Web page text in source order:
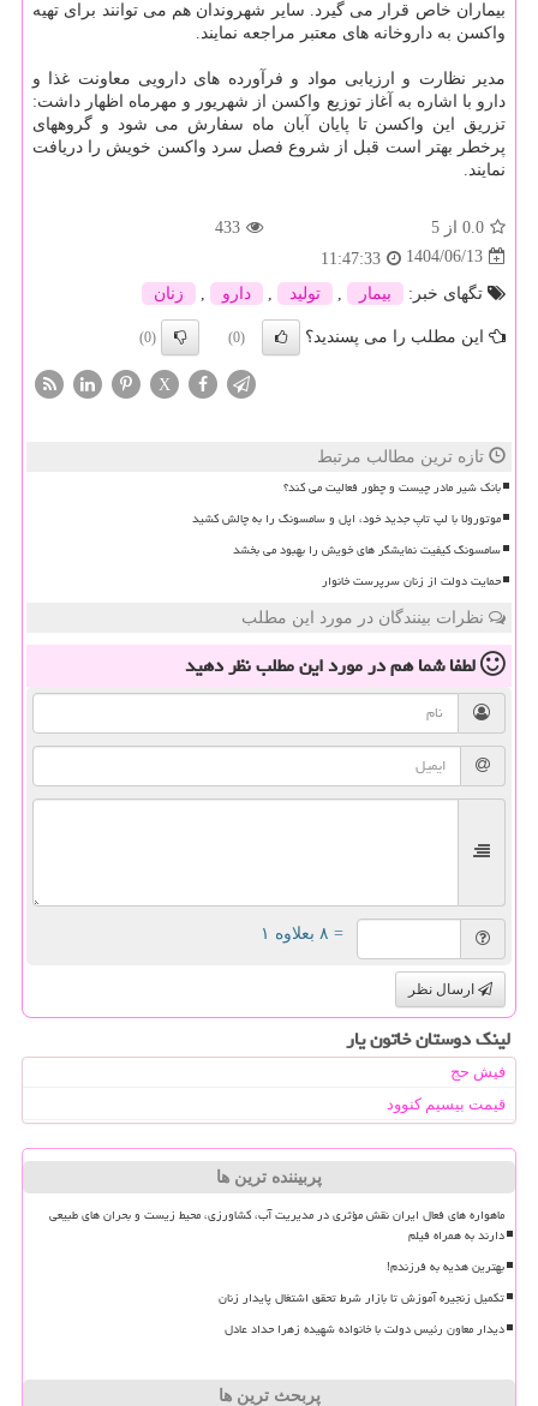
بیماران خاص قرار می گیرد. سایر شهروندان هم می توانند برای تهیه
واکسن به داروخانه های معتبر مراجعه نمایند.
مدیر نظارت و ارزیابی مواد و فرآورده های دارویی معاونت غذا و
دارو با اشاره به آغاز توزیع واکسن از شهریور و مهرماه اظهار داشت:
تزریق این واکسن تا پایان آبان ماه سفارش می شود و گروههای
پرخطر بهتر است قبل از شروع فصل سرد واکسن خویش را دریافت
نمایند.
0.0 از 5
433
1404/06/13
11:47:33
تگهای خبر:
بیمار تولید دارو زنان
این مطلب را می پسندید؟ (0)
(0)
X
تازه ترین مطالب مرتبط
بانک شیر مادر چیست و چطور فعالیت می کند؟
موتورولا با لپ تاپ جدید خود، اپل و سامسونگ را به چالش کشید
سامسونگ کیفیت نمایشگر های خویش را بهبود می بخشد
حمایت دولت از زنان سرپرست خانوار
نظرات بینندگان در مورد این مطلب
لطفا شما همدر مورد این مطلبنظر دهید
= ۸ بعلاوه ۱
ارسال نظر
لینک دوستان خاتون یار
فیش حج
قیمت بیسیم کنوود
پربیننده ترین ها
ماهواره های فعال ایران نقش مؤثری در مدیریت آب، کشاورزی، محیط زیست و بحران های طبیعی
دارند به همراه فیلم
بهترین هدیه به فرزندم!
تکمیل زنجیره آموزش تا بازار شرط تحقق اشتغال پایدار زنان
دیدار معاون رئیس دولت با خانواده شهیده زهرا حداد عادل
پربحث ترین ها